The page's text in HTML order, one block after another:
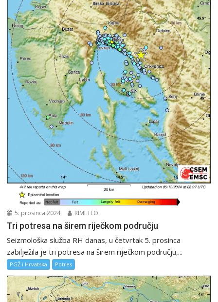
5. prosinca 2024. RIMETEO
Tri potresa na širem riječkom području
Seizmološka služba RH danas, u četvrtak 5. prosinca
zabilježila je tri potresa na širem riječkom području,...
PGŽ i Hrvatska Potres